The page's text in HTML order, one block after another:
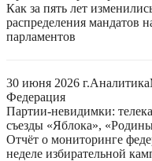
Как за пять лет
распределения мандатов
парламентов
30 июня 2026 г.Аналитика
Федерация
Партии-невидимки:
съезды «Яблока»,
Отчёт о мониторинге
неделе избирательной